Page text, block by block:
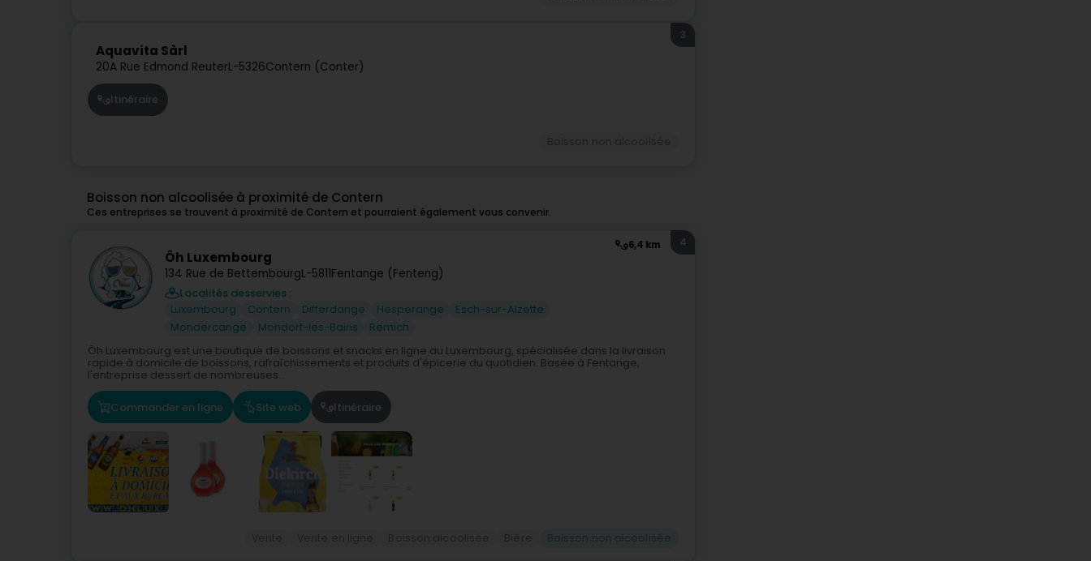
Aquavita Sàrl
20A Rue Edmond ReuterL-5326Contern (Conter)
3
Itinéraire
Boisson non alcoolisée à proximité de Contern
Ces entreprises se trouvent à proximité de Contern et pourraient également vous convenir.
6,4 km
Ôh Luxembourg
134 Rue de BettembourgL-5811Fentange (Fenteng)
Localités desservies :
Luxembourg
Contern Differdange Hesperange
Esch-sur-Alzette
Mondercange
Mondorf-les-Bains Remich
4
Ôh Luxembourg est une boutique de boissons et snacks en ligne au Luxembourg, spécialisée dans la livraison
rapide à domicile de boissons, rafraîchissements et produits d'épicerie du quotidien. Basée à Fentange,
l'entreprise dessert de nombreuses...
Commander en ligne Site web Itinéraire